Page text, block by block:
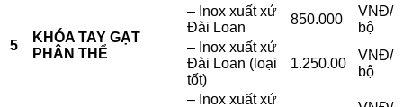
5
KHÓA TAY GẠT
PHÂN THỂ
– Inox xuất xứ
Đài Loan
850.000
VNĐ/
bộ
– Inox xuất xứ
Đài Loan (loại
tốt)
1.250.00
VNĐ/
bộ
– Inox xuất xứ